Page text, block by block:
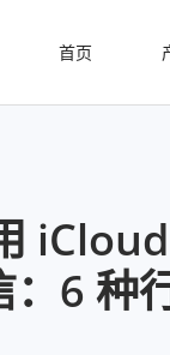
首页
：6 种